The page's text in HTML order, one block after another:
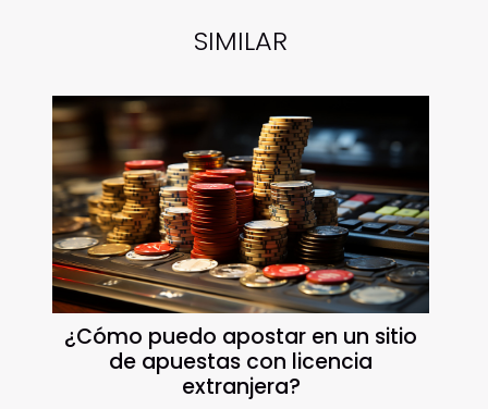
SIMILAR
¿Cómo puedo apostar en un sitio
de apuestas con licencia
extranjera?